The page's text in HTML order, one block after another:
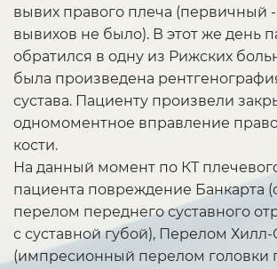
вывих правого плеча (первичный -
вывихов не было). В этот же день
обратился в одну из Рижских
была произведена
сустава. Пациенту произвели
одномоментное вправление
кости.
На данный момент по КТ
пациента повреждение Банкарта
перелом переднего суставного
с суставной губой), Перелом Хилл-
(импресионный перелом головки